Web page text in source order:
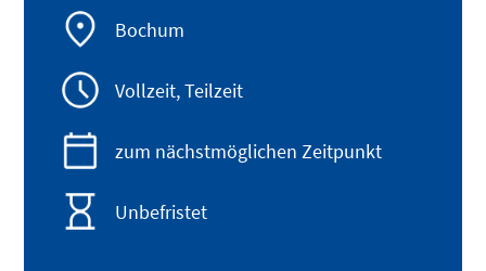
Bochum
Vollzeit, Teilzeit
zum nächstmöglichen Zeitpunkt
Unbefristet